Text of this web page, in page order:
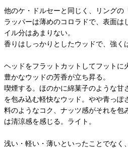
他のケ・ドルセーと同じく、リングの
ラッパーは薄めのコロラドで、表面は
イル分はあまりない。
香りはしっかりとしたウッドで、強く
ヘッドをフラットカットしてフットに
豊かなウッドの芳香が立ち昇る。
喫煙する。ほのかに綿菓子のような甘
を包み込む軽快なウッド。やや青っぽ
料のようなコク、ナッツ感がそれを包
は清涼感を感じる。ライト。
浅い・軽い・薄いといったことでなく